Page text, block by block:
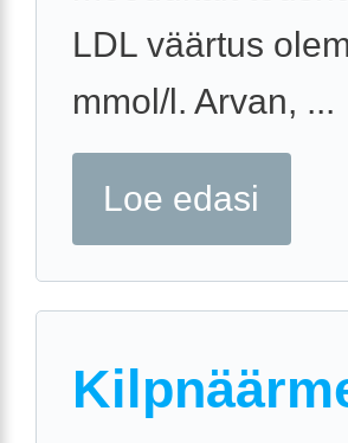
LDL väärtus
mmol/l. Arvan, ...
Loe edasi